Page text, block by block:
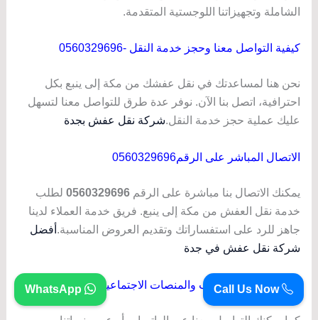
الشاملة وتجهيزاتنا اللوجستية المتقدمة.
كيفية التواصل معنا وحجز خدمة النقل -0560329696
نحن هنا لمساعدتك في نقل عفشك من مكة إلى ينبع بكل
احترافية، اتصل بنا الآن. نوفر عدة طرق للتواصل معنا لتسهل
عليك عملية حجز خدمة النقل.شركة نقل عفش بجدة
الاتصال المباشر على الرقم0560329696
يمكنك الاتصال بنا مباشرة على الرقم 0560329696لطلب
خدمة نقل العفش من مكة إلى ينبع. فريق خدمة العملاء لدينا
جاهز للرد على استفساراتك وتقديم العروض المناسبة. أفضل
شركة نقل عفش في جدة
التواصل عبر الواتساب والمنصات الاجتماعية
Call Us Now